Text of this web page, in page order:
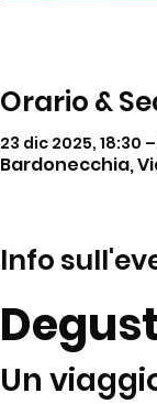
Orario &
23 dic 2025, 18:30
Bardonecchia,
Info
Un